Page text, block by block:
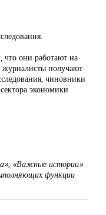
они работают на
получают
чиновники
экономики
«Важные истории»
функции